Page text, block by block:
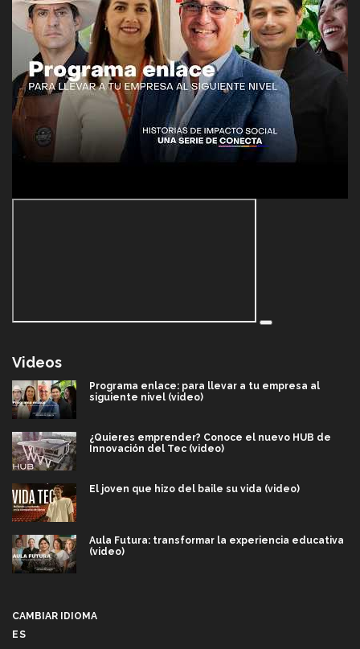
Videos
Programa enlace: para llevar a tu empresa al
siguiente nivel (video)
¿Quieres emprender? Conoce el nuevo HUB de
Innovación del Tec (video)
El joven que hizo del baile su vida (video)
Aula Futura: transformar la experiencia educativa
(video)
CAMBIAR IDIOMA
ES